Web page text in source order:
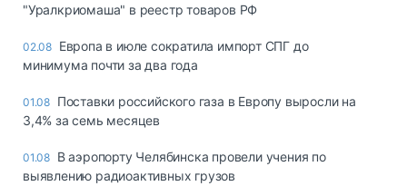
"Уралкриомаша" в реестр товаров РФ
02.08 Европа в июле сократила импорт СПГ до
минимума почти за два года
01.08 Поставки российского газа в Европу выросли на
3,4% за семь месяцев
01.08 В аэропорту Челябинска провели учения по
выявлению радиоактивных грузов